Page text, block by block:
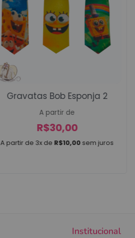
A partir de 3x de R$10,00 sem juros
Gravatas Bob Esponja 2
A partir de
R$30,00
Institucional